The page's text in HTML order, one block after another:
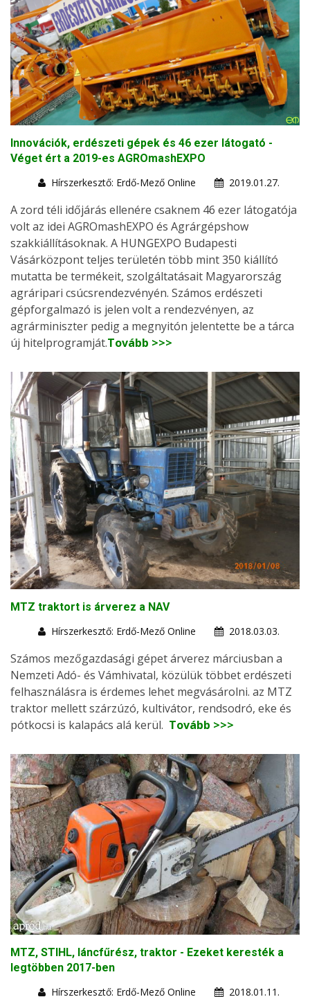
Innovációk, erdészeti gépek és 46 ezer látogató -
Véget ért a 2019-es AGROmashEXPO
Hírszerkesztő: Erdő-Mező Online
2019.01.27.
A zord téli időjárás ellenére csaknem 46 ezer látogatója
volt az idei AGROmashEXPO és Agrárgépshow
szakkiállításoknak. A HUNGEXPO Budapesti
Vásárközpont teljes területén több mint 350 kiállító
mutatta be termékeit, szolgáltatásait Magyarország
agráripari csúcsrendezvényén. Számos erdészeti
gépforgalmazó is jelen volt a rendezvényen, az
agrárminiszter pedig a megnyitón jelentette be a tárca
új hitelprogramját.Tovább >>>
MTZ traktort is árverez a NAV
Hírszerkesztő: Erdő-Mező Online
2018.03.03.
Számos mezőgazdasági gépet árverez márciusban a
Nemzeti Adó- és Vámhivatal, közülük többet erdészeti
felhasználásra is érdemes lehet megvásárolni. az MTZ
traktor mellett szárzúzó, kultivátor, rendsodró, eke és
pótkocsi is kalapács alá kerül. Tovább >>>
MTZ, STIHL, láncfűrész, traktor - Ezeket keresték a
legtöbben 2017-ben
Hírszerkesztő: Erdő-Mező Online
2018.01.11.